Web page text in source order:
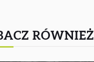
RÓWNIEŻ